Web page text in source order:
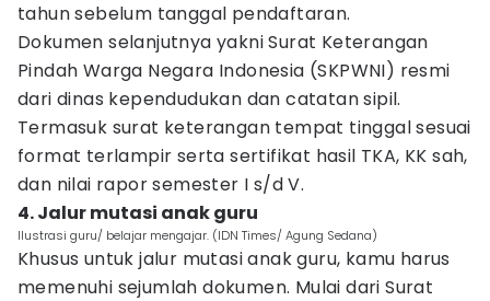
tahun sebelum tanggal pendaftaran.
Dokumen selanjutnya yakni Surat Keterangan
Pindah Warga Negara Indonesia (SKPWNI) resmi
dari dinas kependudukan dan catatan sipil.
Termasuk surat keterangan tempat tinggal sesuai
format terlampir serta sertifikat hasil TKA, KK sah,
dan nilai rapor semester I s/d V.
4. Jalur mutasi anak guru
Ilustrasi guru/ belajar mengajar. (IDN Times/ Agung Sedana)
Khusus untuk jalur mutasi anak guru, kamu harus
memenuhi sejumlah dokumen. Mulai dari Surat